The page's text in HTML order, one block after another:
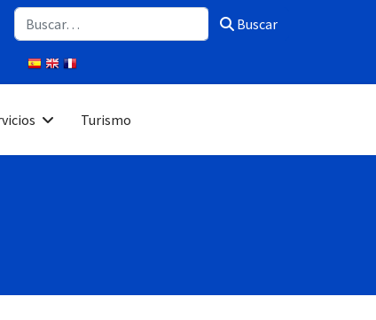
Buscar Buscar
Turismo